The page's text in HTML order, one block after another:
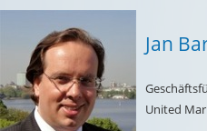
Jan
United